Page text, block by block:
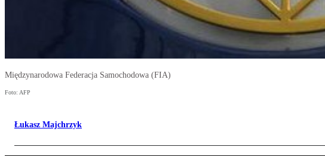
Międzynarodowa Federacja Samochodowa (FIA)
Foto: AFP
Łukasz Majchrzyk